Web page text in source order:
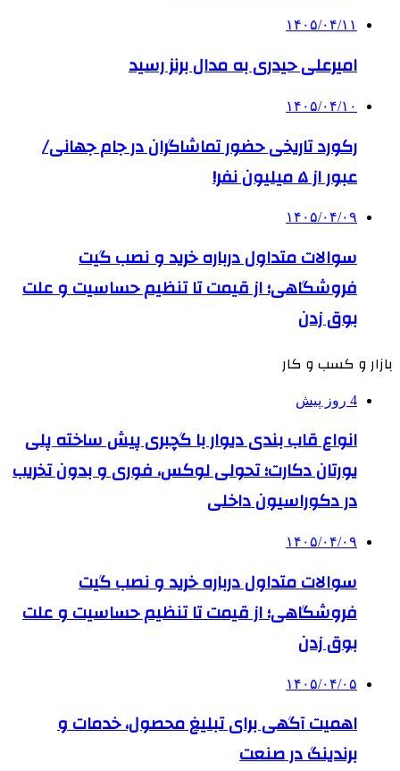
۱۴۰۵/۰۴/۱۱
امیرعلی حیدری به مدال برنز رسید
۱۴۰۵/۰۴/۱۰
رکورد تاریخی حضور تماشاگران در جام جهانی/
عبور از ۵ میلیون نفر!
۱۴۰۵/۰۴/۰۹
سوالات متداول درباره خرید و نصب گیت
فروشگاهی؛ از قیمت تا تنظیم حساسیت و علت
بوق زدن
بازار و کسب و کار
4 روز پیش
انواع قاب بندی دیوار با گچبری پیش ساخته پلی
یورتان دکارت؛ تحولی لوکس، فوری و بدون تخریب
در دکوراسیون داخلی
۱۴۰۵/۰۴/۰۹
سوالات متداول درباره خرید و نصب گیت
فروشگاهی؛ از قیمت تا تنظیم حساسیت و علت
بوق زدن
۱۴۰۵/۰۴/۰۵
اهمیت آگهی برای تبلیغ محصول، خدمات و
برندینگ در صنعت